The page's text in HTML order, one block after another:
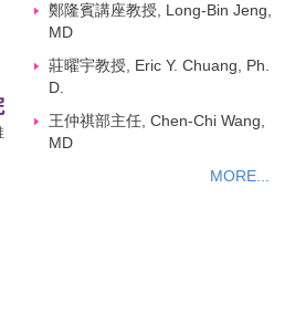
鄭隆賓講座教授, Long-Bin Jeng,
MD
莊曜宇教授, Eric Y. Chuang, Ph.
D.
王仲祺部主任, Chen-Chi Wang,
MD
MORE...